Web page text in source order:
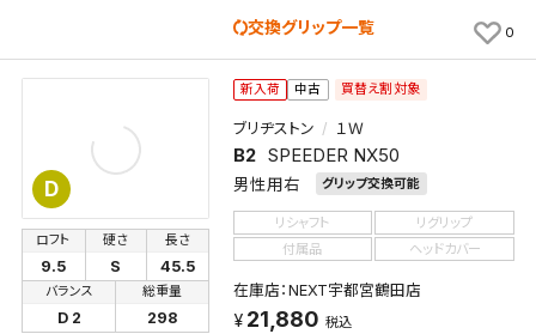
交換グリップ一覧 0
D
新入荷 中古 買替え割対象
ブリヂストン １Ｗ
B2 SPEEDER NX50
男性用右 グリップ交換可能
ロフト
9.5
硬さ
S
長さ
45.5
バランス
D 2
総重量
298
リシャフト
リグリップ
付属品
ヘッドカバー
在庫店：NEXT宇都宮鶴田店
21,880 税込